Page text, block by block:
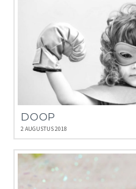
DOOP
2 AUGUSTUS 2018